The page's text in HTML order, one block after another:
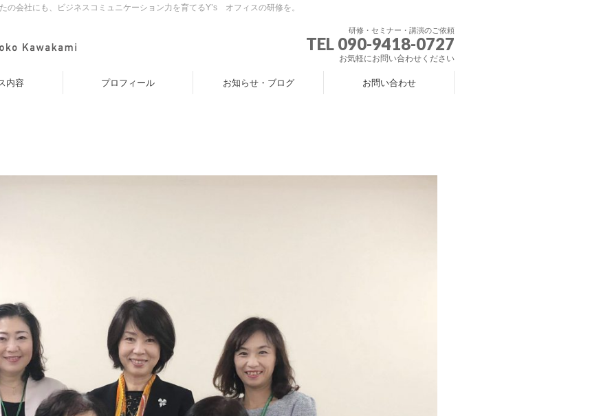
の会社にも、ビジネスコミュニケーション力を育てるY’s オフィスの研修を。
研修・セミナー・講演のご依頼
TEL 090-9418-0727
お気軽にお問い合わせください
内容 プロフィール お知らせ・ブログ お問い合わせ